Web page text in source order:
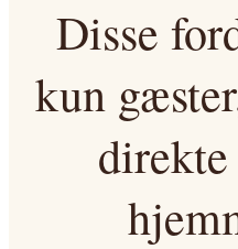
Disse
kun